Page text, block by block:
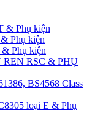
& Phụ kiện
Phụ kiện
Phụ kiện
RSC & PHỤ
BS4568 Class
loại E & Phụ